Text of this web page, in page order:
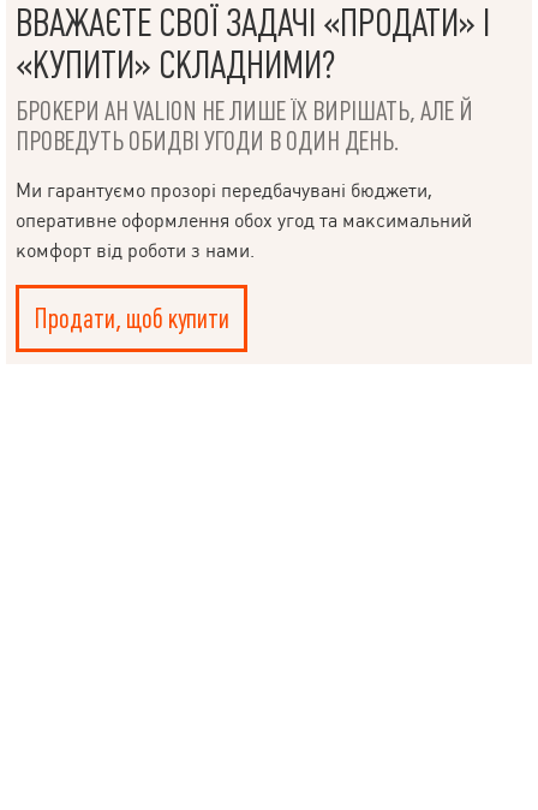
ВВАЖАЄТЕ СВОЇ ЗАДАЧІ «ПРОДАТИ» І
«КУПИТИ» СКЛАДНИМИ?
БРОКЕРИ АН VALION НЕ ЛИШЕ ЇХ ВИРІШАТЬ, АЛЕ Й
ПРОВЕДУТЬ ОБИДВІ УГОДИ В ОДИН ДЕНЬ.
Ми гарантуємо прозорі передбачувані бюджети,
оперативне оформлення обох угод та максимальний
комфорт від роботи з нами.
Продати, щоб купити
НАПИСАТИ
КЕРІВНИКОВІ
Мова
Plektan— WEB-інтегровані системи управління ріелторськими
компаніями